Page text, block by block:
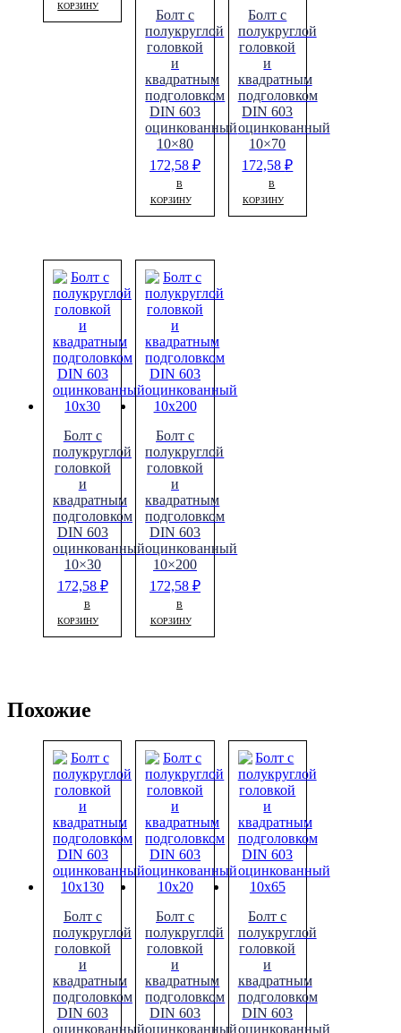
КОРЗИНУ
Болт с
полукруглой
головкой
и
квадратным
подголовком
DIN 603
оцинкованный
10×80
172,58₽
В
КОРЗИНУ
Болт с
полукруглой
головкой
и
квадратным
подголовком
DIN 603
оцинкованный
10×70
172,58₽
В
КОРЗИНУ
Болт с
полукруглой
головкой
и
квадратным
подголовком
DIN 603
оцинкованный
10×30
172,58 ₽
В
КОРЗИНУ
Болт с
полукруглой
головкой
и
квадратным
подголовком
DIN 603
оцинкованный
10×200
172,58₽
В
КОРЗИНУ
Похожие
Болт с
полукруглой
головкой
и
квадратным
подголовком
DIN 603
оцинкованный
Болт с
полукруглой
головкой
и
квадратным
подголовком
DIN 603
оцинкованный
Болт с
полукруглой
головкой
и
квадратным
подголовком
DIN 603
оцинкованный